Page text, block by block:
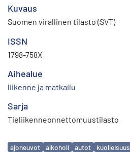
Kuvaus
Suomen virallinen tilasto (SVT)
ISSN
1798-758X
Aihealue
liikenne ja matkailu
Sarja
Tieliikenneonnettomuustilasto
Avainsanat
ajoneuvot alkoholi autot kuolleisuus